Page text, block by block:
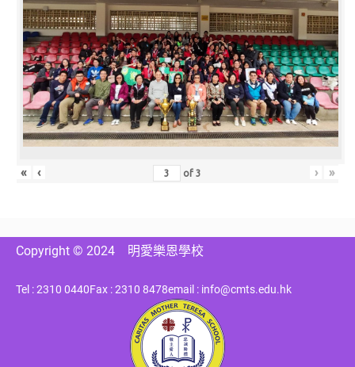
« ‹ of3 › »
Copyright © 2024 明愛樂恩學校
Tel : 2310 0440Fax : 2310 8478email : info@cmts.edu.hk